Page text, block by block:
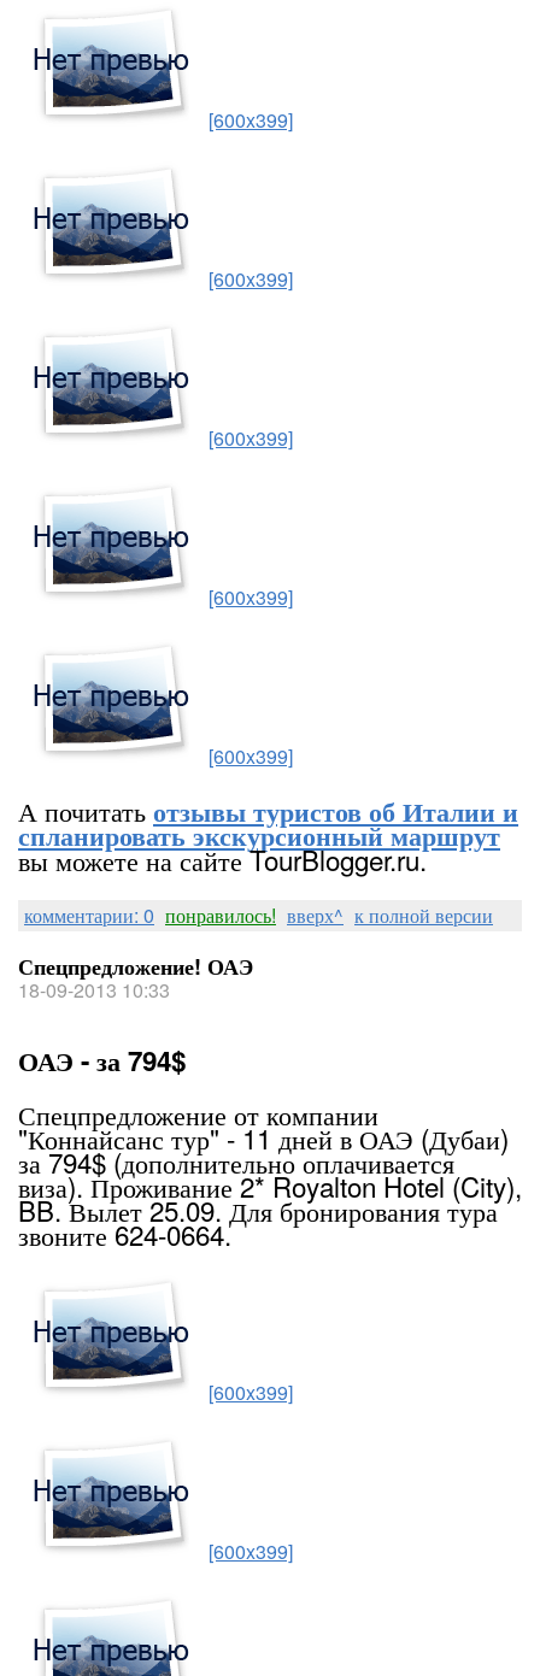
[600x399]
[600x399]
[600x399]
[600x399]
[600x399]
А почитатьотзывы туристов об Италии и
спланировать экскурсионный маршрут
вы можете на сайте TourBlogger.ru.
комментарии: 0 понравилось! вверх^ к полной версии
Спецпредложение! ОАЭ
18-09-2013 10:33
ОАЭ - за 794$
Спецпредложение от компании
"Коннайсанс тур" - 11 дней в ОАЭ (Дубаи)
за 794$ (дополнительно оплачивается
виза). Проживание 2* Royalton Hotel (City),
BB. Вылет 25.09. Для бронирования тура
звоните 624-0664.
[600x399]
[600x399]